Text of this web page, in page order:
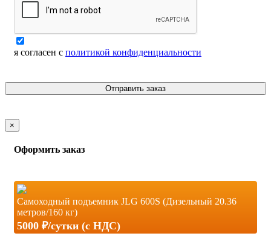
я согласен с политикой конфиденциальности
Отправить заказ
×
Оформить заказ
Самоходный подъемник JLG 600S (Дизельный 20.36
метров/160 кг)
5000 ₽/сутки (c НДС)